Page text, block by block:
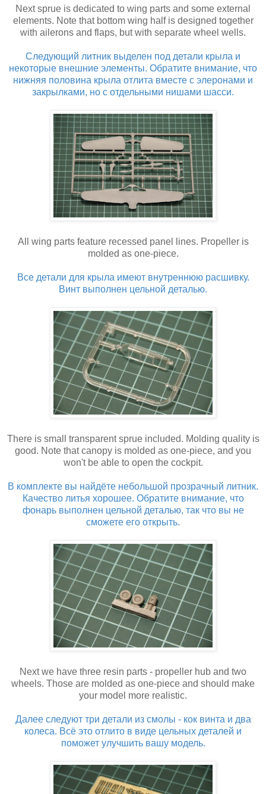
Next sprue is dedicated to wing parts and some external
elements. Note that bottom wing half is designed together
with ailerons and flaps, but with separate wheel wells.
Следующий литник выделен под детали крыла и
некоторые внешние элементы. Обратите внимание, что
нижняя половина крыла отлита вместе с элеронами и
закрылками, но с отдельными нишами шасси.
All wing parts feature recessed panel lines. Propeller is
molded as one-piece.
Все детали для крыла имеют внутреннюю расшивку.
Винт выполнен цельной деталью.
There is small transparent sprue included. Molding quality is
good. Note that canopy is molded as one-piece, and you
won't be able to open the cockpit.
В комплекте вы найдёте небольшой прозрачный литник.
Качество литья хорошее. Обратите внимание, что
фонарь выполнен цельной деталью, так что вы не
сможете его открыть.
Next we have three resin parts - propeller hub and two
wheels. Those are molded as one-piece and should make
your model more realistic.
Далее следуют три детали из смолы - кок винта и два
колеса. Всё это отлито в виде цельных деталей и
поможет улучшить вашу модель.